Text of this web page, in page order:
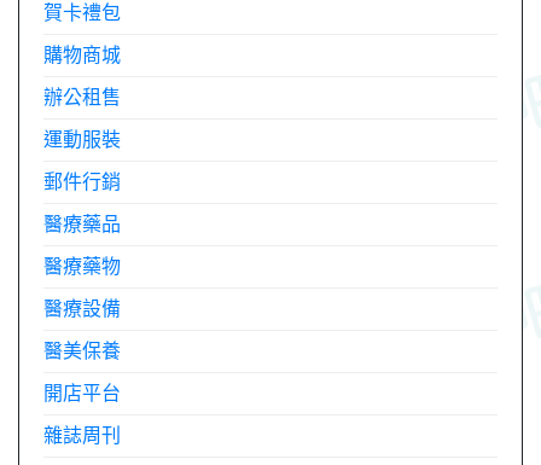
賀卡禮包
購物商城
辦公租售
運動服裝
郵件行銷
醫療藥品
醫療藥物
醫療設備
醫美保養
開店平台
雜誌周刊